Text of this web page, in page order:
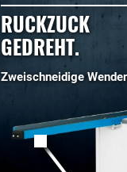
RUCKZUCK
GEDREHT.
Zweischneidige